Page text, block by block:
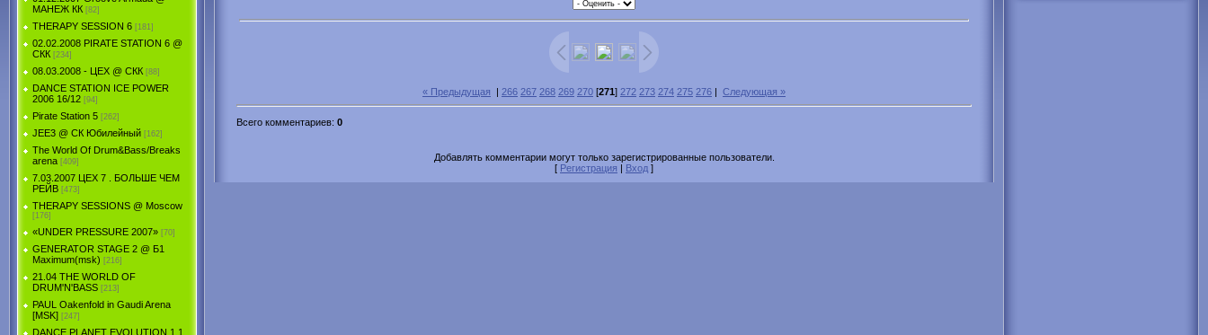
МАНЕЖ КК [82]
THERAPY SESSION 6 [181]
02.02.2008 PIRATE STATION 6 @
СКК [234]
08.03.2008 - ЦЕХ @ СКК [88]
DANCE STATION ICE POWER
2006 16/12 [94]
Pirate Station 5 [262]
JEE3 @ СК Юбилейный [162]
The World Of Drum&Bass/Breaks
arena [409]
7.03.2007 ЦЕХ 7 . БОЛЬШЕ ЧЕМ
РЕЙВ [473]
THERAPY SESSIONS @ Moscow
[176]
«UNDER PRESSURE 2007» [70]
GENERATOR STAGE 2 @ Б1
Maximum(msk) [216]
21.04 THE WORLD OF
DRUM'N'BASS [213]
PAUL Oakenfold in Gaudi Arena
[MSK] [247]
DANCE PLANET EVOLUTION 1.1
« Предыдущая | 266 267 268 269 270 [271] 272 273 274 275 276 | Следующая »
Всего комментариев: 0
Добавлять комментарии могут только зарегистрированные пользователи.
[ Регистрация Вход ]